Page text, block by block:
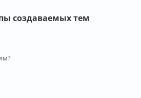
создаваемых тем